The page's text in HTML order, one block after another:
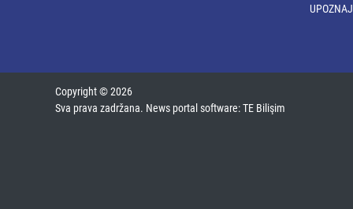
Copyright © 2026
Sva prava zadržana. News portal software:TE Bilişim